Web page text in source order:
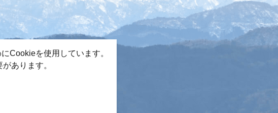
Reserved.
Cookieを使用しています。
あります。